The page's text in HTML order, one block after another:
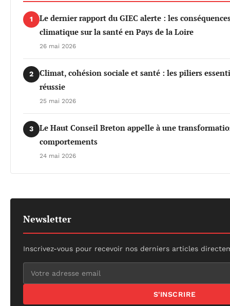
1
Le dernier rapport du GIEC alerte : les
climatique sur la santé en Pays de la Loire
26 mai 2026
2
Climat, cohésion sociale et santé : les piliers
réussie
25 mai 2026
3
Le Haut Conseil Breton appelle à une
comportements
24 mai 2026
Newsletter
Inscrivez-vous pour recevoir nos derniers articles
S'INSCRIRE